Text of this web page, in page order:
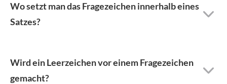
Wo setzt man das Fragezeichen innerhalb eines
Satzes?
Wird ein Leerzeichen vor einem Fragezeichen
gemacht?